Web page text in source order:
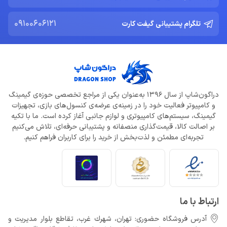
ادلر: The Outer Worlds 2 تجربه‌ای تازه و کمتر کمدی خواهد بود
افزایش قیمت بازی‌ها؛ آیا Xbox بازیکنان را به Game Pass سوق
می‌دهد؟
خرداد 22, 1404
خرداد 22, 1404
تلگرام پشتیبانی گیفت کارت 09100606121
دراگون‌شاپ از سال 1396 به‌عنوان یکی از مراجع تخصصی حوزه‌ی گیمینگ
و کامپیوتر فعالیت خود را در زمینه‌ی عرضه‌ی کنسول‌های بازی، تجهیزات
گیمینگ، سیستم‌های کامپیوتری و لوازم جانبی آغاز کرده است. ما با تکیه
بر اصالت کالا، قیمت‌گذاری منصفانه و پشتیبانی حرفه‌ای، تلاش می‌کنیم
تجربه‌ای مطمئن و لذت‌بخش از خرید را برای کاربران فراهم کنیم.
ارتباط با ما
آدرس فروشگاه حضوری: تهران، شهرك غرب، تقاطع بلوار مدیریت و